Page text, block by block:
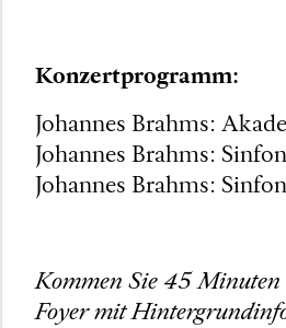
Konzertprogramm:
Johannes Brahms:
Johannes Brahms:
Johannes Brahms:
Kommen Sie 45 Minuten
Foyer mit